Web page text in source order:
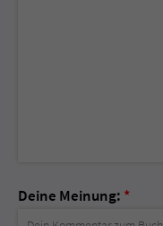
Deine Meinung: *